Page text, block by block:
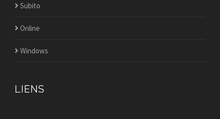
Subito
Online
Windows
LIENS